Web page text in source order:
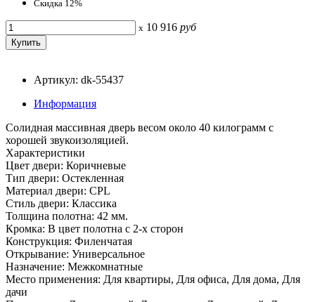
Скидка 12%
x 10 916 руб
Артикул: dk-55437
Информация
Солидная массивная дверь весом около 40 килограмм с
хорошей звукоизоляцией.
Характеристики
Цвет двери: Коричневые
Тип двери: Остекленная
Материал двери: CPL
Стиль двери: Классика
Толщина полотна: 42 мм.
Кромка: В цвет полотна с 2-х сторон
Конструкция: Филенчатая
Открывание: Универсальное
Назначение: Межкомнатные
Место применения: Для квартиры, Для офиса, Для дома, Для
дачи